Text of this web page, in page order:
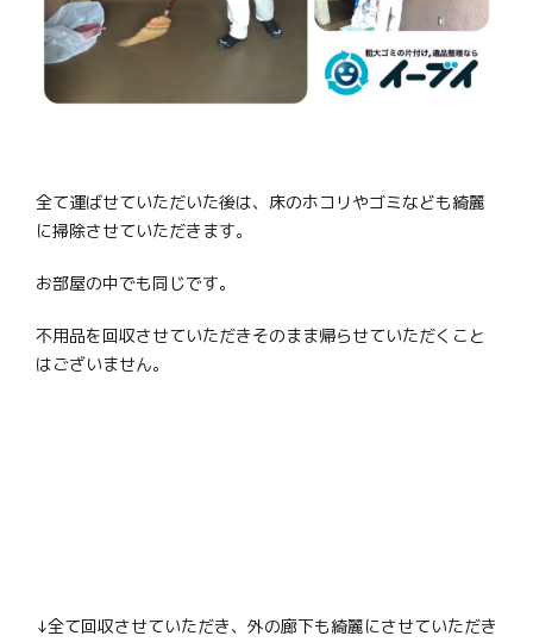
全て運ばせていただいた後は、床のホコリやゴミなども綺麗
に掃除させていただきます。
お部屋の中でも同じです。
不用品を回収させていただきそのまま帰らせていただくこと
はございません。
↓全て回収させていただき、外の廊下も綺麗にさせていただき